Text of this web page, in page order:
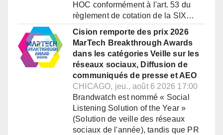
HOC conformément à l'art. 53 du
règlement de cotation de la SIX…
Cision remporte des prix 2026
MarTech Breakthrough Awards
dans les catégories Veille sur les
réseaux sociaux, Diffusion de
communiqués de presse et AEO
CHICAGO, jeu., août 6 2026 17:00
Brandwatch est nommé « Social
Listening Solution of the Year »
(Solution de veille des réseaux
sociaux de l'année), tandis que PR